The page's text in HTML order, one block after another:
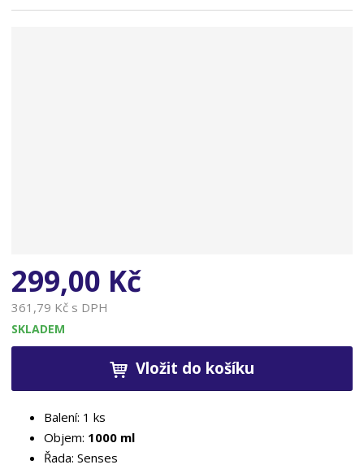
299,00 Kč
361,79 Kč s DPH
SKLADEM
Vložit do košíku
Balení: 1 ks
Objem: 1000 ml
Řada: Senses